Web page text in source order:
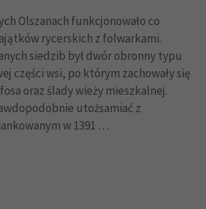
Olszanach funkcjonowało co
rycerskich z folwarkami.
siedzib był dwór obronny typu
części wsi, po którym zachowały się
oraz ślady wieży mieszkalnej.
utożsamiać z
w 1391 …